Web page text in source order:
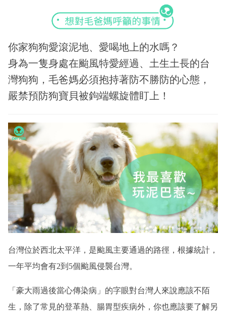
你家狗狗愛滾泥地、愛喝地上的水嗎？
身為一隻身處在颱風特愛經過、土生土長的台
灣狗狗，毛爸媽必須抱持著防不勝防的心態，
嚴禁預防狗寶貝被鉤端螺旋體盯上！
台灣位於西北太平洋，是颱風主要通過的路徑，根據統計，
一年平均會有2到5個颱風侵襲台灣。
「豪大雨過後當心傳染病」的字眼對台灣人來說應該不陌
生，除了常見的登革熱、腸胃型疾病外，你也應該要了解另